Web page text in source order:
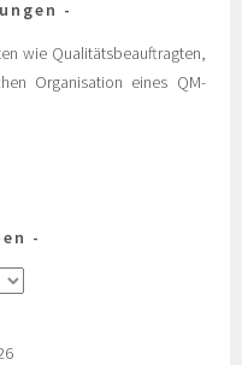
wie Qualitätsbeauftragten,
Organisation eines QM-